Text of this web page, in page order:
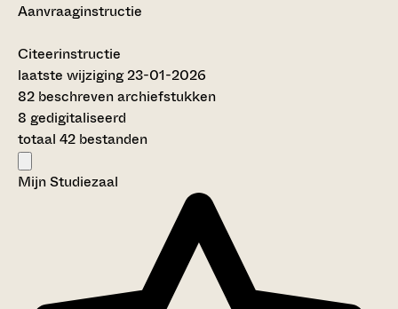
Aanvraaginstructie
Citeerinstructie
laatste wijziging 23-01-2026
82 beschreven archiefstukken
8 gedigitaliseerd
totaal 42 bestanden
Mijn Studiezaal